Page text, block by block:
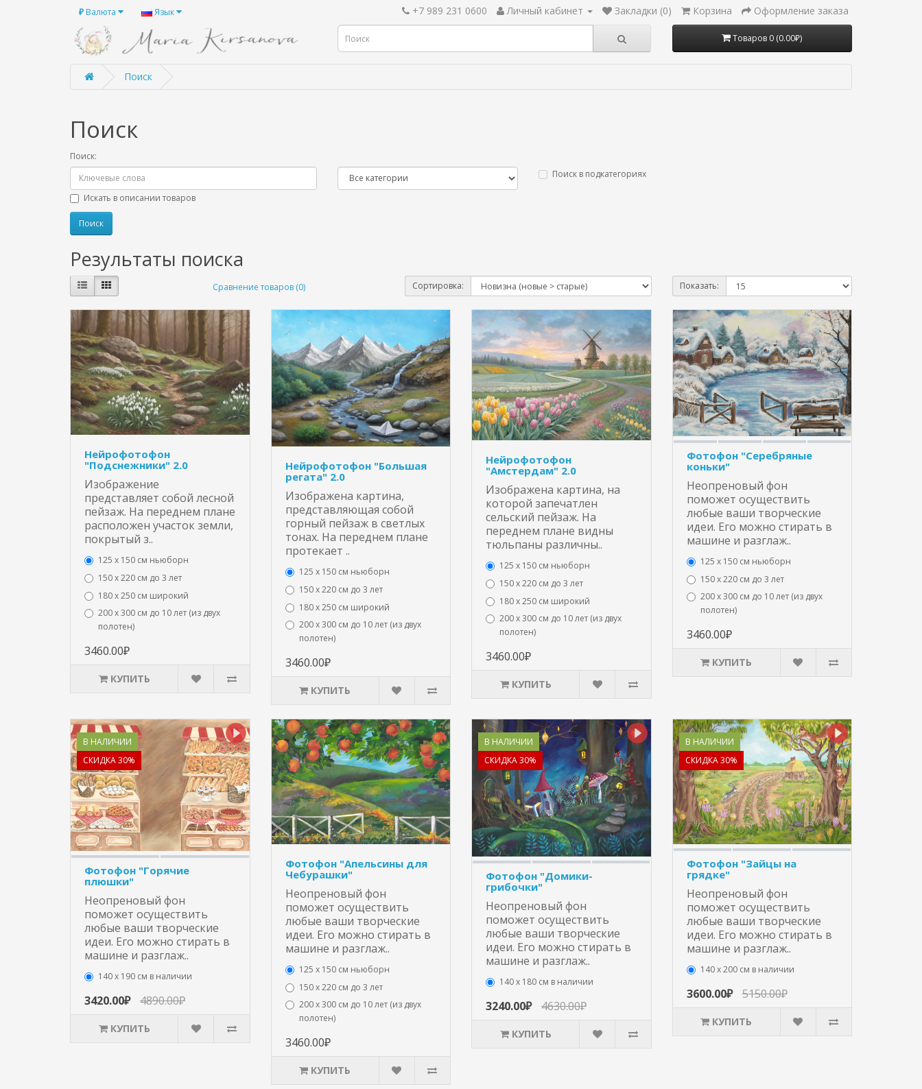
₽ Валюта Язык +7 989 231 0600 Личный кабинет Закладки (0) Корзина Оформление заказа
Товаров 0 (0.00₽)
Поиск
Поиск
Поиск:
Поиск в подкатегориях
Искать в описании товаров
Результаты поиска
Сравнение товаров (0) Сортировка: Показать:
Нейрофотофон
"Подснежники" 2.0
Изображение
представляет собой лесной
пейзаж. На переднем плане
расположен участок земли,
покрытый з..
125 x 150 см ньюборн
150 х 220 см до 3 лет
180 х 250 см широкий
200 х 300 см до 10 лет (из двух
полотен)
3460.00₽
КУПИТЬ
Нейрофотофон "Большая
регата" 2.0
Изображена картина,
представляющая собой
горный пейзаж в светлых
тонах. На переднем плане
протекает ..
125 x 150 см ньюборн
150 х 220 см до 3 лет
180 х 250 см широкий
200 х 300 см до 10 лет (из двух
полотен)
3460.00₽
КУПИТЬ
Нейрофотофон
"Амстердам" 2.0
Изображена картина, на
которой запечатлен
сельский пейзаж. На
переднем плане видны
тюльпаны различны..
125 x 150 см ньюборн
150 х 220 см до 3 лет
180 х 250 см широкий
200 х 300 см до 10 лет (из двух
полотен)
3460.00₽
КУПИТЬ
Фотофон "Серебряные
коньки"
Неопреновый фон
поможет осуществить
любые ваши творческие
идеи. Его можно стирать в
машине и разглаж..
125 x 150 см ньюборн
150 х 220 см до 3 лет
200 х 300 см до 10 лет (из двух
полотен)
3460.00₽
КУПИТЬ
В НАЛИЧИИ
СКИДКА 30%
Фотофон "Горячие
плюшки"
Неопреновый фон
поможет осуществить
любые ваши творческие
идеи. Его можно стирать в
машине и разглаж..
140 х 190 см в наличии
3420.00₽ 4890.00₽
КУПИТЬ
Фотофон "Апельсины для
Чебурашки"
Неопреновый фон
поможет осуществить
любые ваши творческие
идеи. Его можно стирать в
машине и разглаж..
125 x 150 см ньюборн
150 х 220 см до 3 лет
200 х 300 см до 10 лет (из двух
полотен)
3460.00₽
КУПИТЬ
В НАЛИЧИИ
СКИДКА 30%
Фотофон "Домики-
грибочки"
Неопреновый фон
поможет осуществить
любые ваши творческие
идеи. Его можно стирать в
машине и разглаж..
140 х 180 см в наличии
3240.00₽ 4630.00₽
КУПИТЬ
В НАЛИЧИИ
СКИДКА 30%
Фотофон "Зайцы на
грядке"
Неопреновый фон
поможет осуществить
любые ваши творческие
идеи. Его можно стирать в
машине и разглаж..
140 х 200 см в наличии
3600.00₽ 5150.00₽
КУПИТЬ